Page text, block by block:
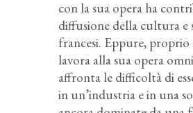
con la sua opera ha
diffusione della cultura e
francesi. Eppure,
lavora alla sua opera
affronta le difficoltà di
in un’industria e in una